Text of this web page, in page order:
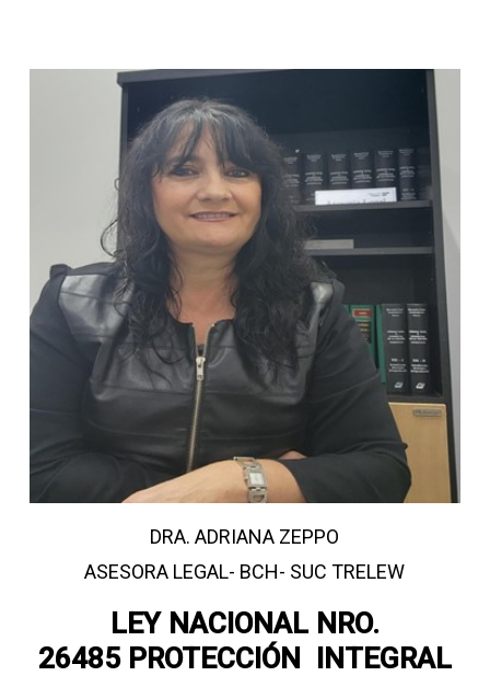
DRA. ADRIANA ZEPPO
ASESORA LEGAL- BCH- SUC TRELEW
LEY NACIONAL NRO.
26485 PROTECCIÓN INTEGRAL